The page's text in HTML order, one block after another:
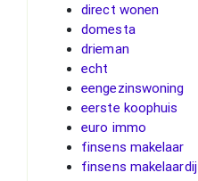
direct wonen
domesta
drieman
echt
eengezinswoning
eerste koophuis
euro immo
finsens makelaar
finsens makelaardij